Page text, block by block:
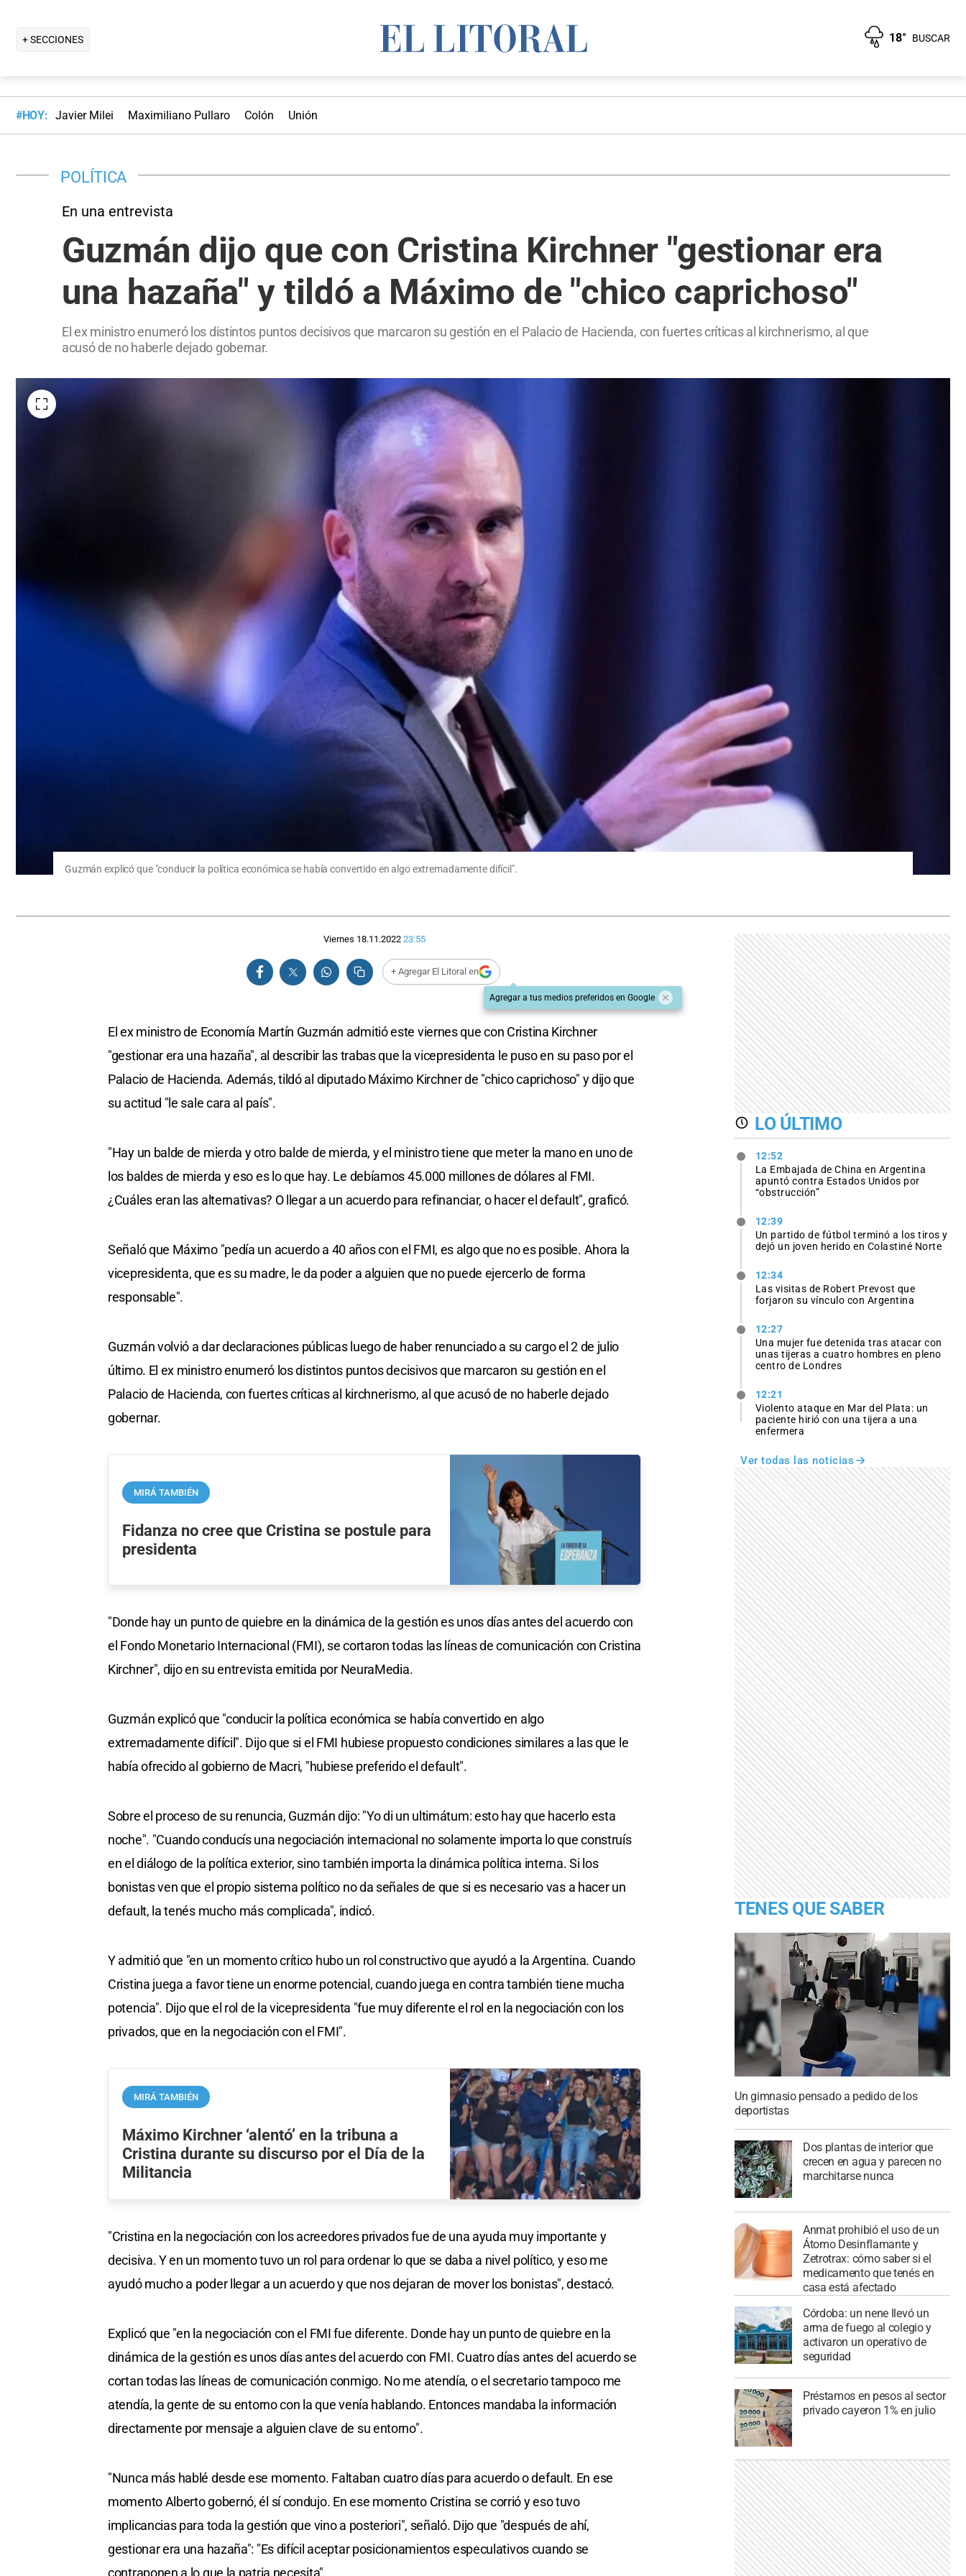
+ SECCIONES 18° BUSCAR
#HOY: Javier Milei Maximiliano Pullaro Colón Unión
POLÍTICA
En una entrevista
Guzmán dijo que con Cristina Kirchner "gestionar era
una hazaña" y tildó a Máximo de "chico caprichoso"
El ex ministro enumeró los distintos puntos decisivos que marcaron su gestión en el Palacio de Hacienda, con fuertes críticas al kirchnerismo, al que
acusó de no haberle dejado gobernar.
Guzmán explicó que "conducir la política económica se había convertido en algo extremadamente difícil".
Viernes 18.11.2022 23:55
+ Agregar El Litoral en
Agregar a tus medios preferidos en Google
El ex ministro de Economía Martín Guzmán admitió este viernes que con Cristina Kirchner
"gestionar era una hazaña", al describir las trabas que la vicepresidenta le puso en su paso por el
Palacio de Hacienda. Además, tildó al diputado Máximo Kirchner de "chico caprichoso" y dijo que
su actitud "le sale cara al país".
"Hay un balde de mierda y otro balde de mierda, y el ministro tiene que meter la mano en uno de
los baldes de mierda y eso es lo que hay. Le debíamos 45.000 millones de dólares al FMI.
¿Cuáles eran las alternativas? O llegar a un acuerdo para refinanciar, o hacer el default", graficó.
Señaló que Máximo "pedía un acuerdo a 40 años con el FMI, es algo que no es posible. Ahora la
vicepresidenta, que es su madre, le da poder a alguien que no puede ejercerlo de forma
responsable".
Guzmán volvió a dar declaraciones públicas luego de haber renunciado a su cargo el 2 de julio
último. El ex ministro enumeró los distintos puntos decisivos que marcaron su gestión en el
Palacio de Hacienda, con fuertes críticas al kirchnerismo, al que acusó de no haberle dejado
gobernar.
MIRÁ TAMBIÉN
Fidanza no cree que Cristina se postule para
presidenta
"Donde hay un punto de quiebre en la dinámica de la gestión es unos días antes del acuerdo con
el Fondo Monetario Internacional (FMI), se cortaron todas las líneas de comunicación con Cristina
Kirchner", dijo en su entrevista emitida por NeuraMedia.
Guzmán explicó que "conducir la política económica se había convertido en algo
extremadamente difícil". Dijo que si el FMI hubiese propuesto condiciones similares a las que le
había ofrecido al gobierno de Macri, "hubiese preferido el default".
Sobre el proceso de su renuncia, Guzmán dijo: "Yo di un ultimátum: esto hay que hacerlo esta
noche". "Cuando conducís una negociación internacional no solamente importa lo que construís
en el diálogo de la política exterior, sino también importa la dinámica política interna. Si los
bonistas ven que el propio sistema político no da señales de que si es necesario vas a hacer un
default, la tenés mucho más complicada", indicó.
Y admitió que "en un momento crítico hubo un rol constructivo que ayudó a la Argentina. Cuando
Cristina juega a favor tiene un enorme potencial, cuando juega en contra también tiene mucha
potencia". Dijo que el rol de la vicepresidenta "fue muy diferente el rol en la negociación con los
privados, que en la negociación con el FMI".
MIRÁ TAMBIÉN
Máximo Kirchner ‘alentó’ en la tribuna a
Cristina durante su discurso por el Día de la
Militancia
"Cristina en la negociación con los acreedores privados fue de una ayuda muy importante y
decisiva. Y en un momento tuvo un rol para ordenar lo que se daba a nivel político, y eso me
ayudó mucho a poder llegar a un acuerdo y que nos dejaran de mover los bonistas", destacó.
Explicó que "en la negociación con el FMI fue diferente. Donde hay un punto de quiebre en la
dinámica de la gestión es unos días antes del acuerdo con FMI. Cuatro días antes del acuerdo se
cortan todas las líneas de comunicación conmigo. No me atendía, o el secretario tampoco me
atendía, la gente de su entorno con la que venía hablando. Entonces mandaba la información
directamente por mensaje a alguien clave de su entorno".
"Nunca más hablé desde ese momento. Faltaban cuatro días para acuerdo o default. En ese
momento Alberto gobernó, él sí condujo. En ese momento Cristina se corrió y eso tuvo
implicancias para toda la gestión que vino a posteriori", señaló. Dijo que "después de ahí,
gestionar era una hazaña": "Es difícil aceptar posicionamientos especulativos cuando se
contraponen a lo que la patria necesita".
LO ÚLTIMO
12:52
La Embajada de China en Argentina
apuntó contra Estados Unidos por
“obstrucción”
12:39
Un partido de fútbol terminó a los tiros y
dejó un joven herido en Colastiné Norte
12:34
Las visitas de Robert Prevost que
forjaron su vínculo con Argentina
12:27
Una mujer fue detenida tras atacar con
unas tijeras a cuatro hombres en pleno
centro de Londres
12:21
Violento ataque en Mar del Plata: un
paciente hirió con una tijera a una
enfermera
Ver todas las noticias
TENES QUE SABER
Un gimnasio pensado a pedido de los
deportistas
Dos plantas de interior que
crecen en agua y parecen no
marchitarse nunca
Anmat prohibió el uso de un
Átomo Desinflamante y
Zetrotrax: cómo saber si el
medicamento que tenés en
casa está afectado
Córdoba: un nene llevó un
arma de fuego al colegio y
activaron un operativo de
seguridad
Préstamos en pesos al sector
privado cayeron 1% en julio